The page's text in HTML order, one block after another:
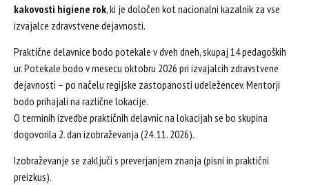
kakovosti higiene rok, ki je določen kot nacionalni kazalnik za vse
izvajalce zdravstvene dejavnosti.
Praktične delavnice bodo potekale v dveh dneh, skupaj 14 pedagoških
ur. Potekale bodo v mesecu oktobru 2026 pri izvajalcih zdravstvene
dejavnosti – po načelu regijske zastopanosti udeležencev. Mentorji
bodo prihajali na različne lokacije.
O terminih izvedbe praktičnih delavnic na lokacijah se bo skupina
dogovorila 2. dan izobraževanja (24. 11. 2026).
Izobraževanje se zaključi s preverjanjem znanja (pisni in praktični
preizkus).